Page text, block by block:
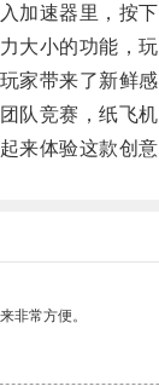
速器里，按下
小的功能，玩
带来了新鲜感
竞赛，纸飞机
体验这款创意
非常方便。